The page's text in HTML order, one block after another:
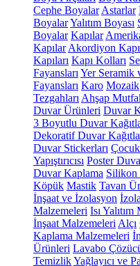
Cephe Boyalar Astarlar
BoyalarYalıtım Boyası
Boyalar Kapılar
Kapılar Akordiyon
Kapıları Kapı Kolları
Fayansları Yer Seramik
Fayansları Karo Mozaik
Tezgahları Ahşap
Duvar Ürünleri Duvar
3 Boyutlu Duvar
Dekoratif Duvar
Duvar Stickerları
Yapıştırıcısı Poster
Duvar Kaplama Silikon
Köpük Mastik Tavan
İnşaat ve İzolasyon
Malzemeleri Isı
İnşaat Malzemeleri Alçı
Kaplama Malzemeleri
Ürünleri Lavabo
TemizlikYağlayıcı ve